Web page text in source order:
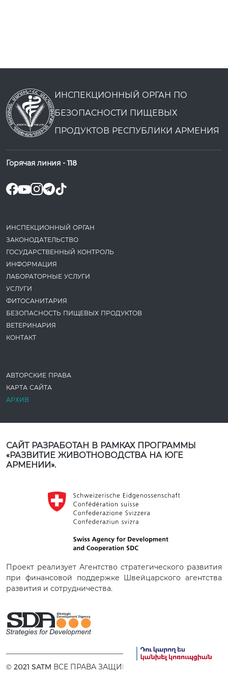
ИНСПЕКЦИОННЫЙ ОРГАН ПО
БЕЗОПАСНОСТИ ПИЩЕВЫХ
ПРОДУКТОВ РЕСПУБЛИКИ АРМЕНИЯ
Горячая линия - 118
ИНСПЕКЦИОННЫЙ ОРГАН
ЗАКОНОДАТЕ­ЛЬСТВО
ГОСУДАРСТВЕННЫЙ КОНТРОЛЬ
ИНФОРМАЦИЯ
ЛАБОРАТОРНЫЕ УСЛУГИ
УСЛУГИ
ФИТОСАНИТАРИЯ
БЕЗОПАСНОСТЬ ПИЩЕВЫХ ПРОДУКТОВ
ВЕТЕРИНАРИЯ
КОНТАКТ
АВТОРСКИЕ ПРАВА
КАРТА САЙТА
АРХИВ
САЙТ РАЗРАБОТАН В РАМКАХ ПРОГРАММЫ
«РАЗВИТИЕ ЖИВОТНОВОДСТВА НА ЮГЕ
АРМЕНИИ».
Проект реализует Агентство стратегического развития
при финансовой поддержке Швейцарского агентства
развития и сотрудничества.
© 2021 SATM ВСЕ ПРАВА ЗАЩИЩЕНЫ.